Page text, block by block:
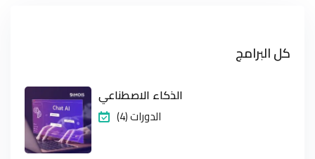
كل البرامج
الذكاء الاصطناعي
(4) الدورات